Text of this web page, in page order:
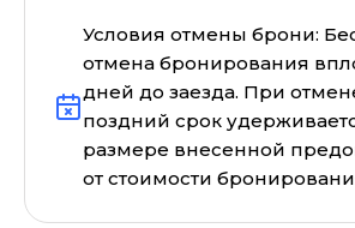
Условия отмены брони:
отмена бронирования
дней до заезда. При
поздний срок
размере внесенной
от стоимости